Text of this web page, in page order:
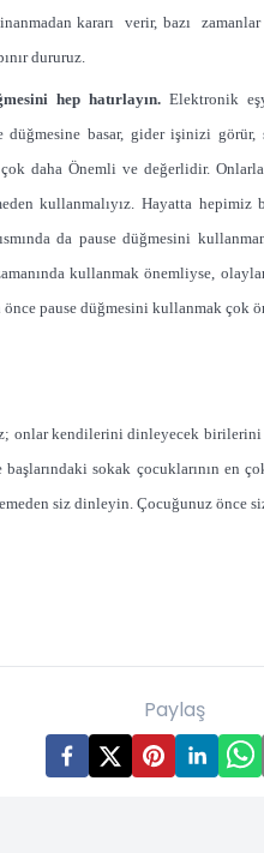
kararı verir, bazı
dururuz.
hep hatırlayın. Elektronik
basar, gider işinizi
daha Önemli ve değerlidir.
kullanmalıyız. Hayatta hepimiz
da pause düğmesini
kullanmak önemliyse,
pause düğmesini kullanmak çok
onlar kendilerini dinleyecek
başlarındaki sokak çocuklarının
siz dinleyin. Çocuğunuz önce
Paylaş